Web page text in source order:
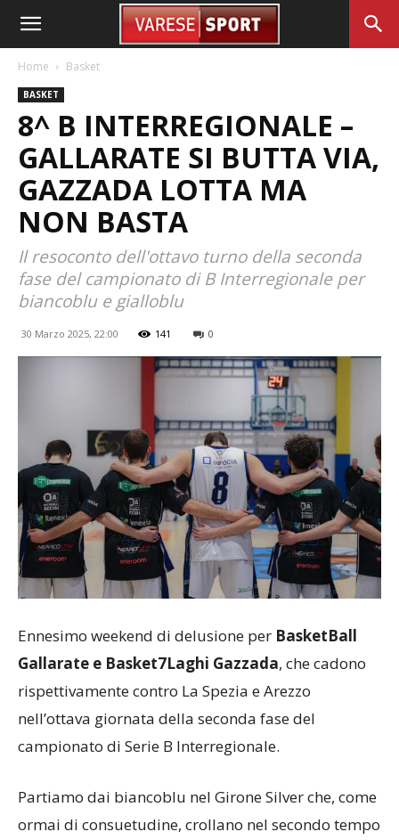
Home Basket
BASKET
8^ B INTERREGIONALE –
GALLARATE SI BUTTA VIA,
GAZZADA LOTTA MA
NON BASTA
Il resoconto dell'ottavo turno della seconda
fase del campionato di B Interregionale per
biancoblu e gialloblu
30 Marzo 2025, 22:00 141 0
Ennesimo weekend di delusione per BasketBall
Gallarate e Basket7Laghi Gazzada, che cadono
rispettivamente contro La Spezia e Arezzo
nell’ottava giornata della seconda fase del
campionato di Serie B Interregionale.
Partiamo dai biancoblu nel Girone Silver che, come
ormai di consuetudine, crollano nel secondo tempo